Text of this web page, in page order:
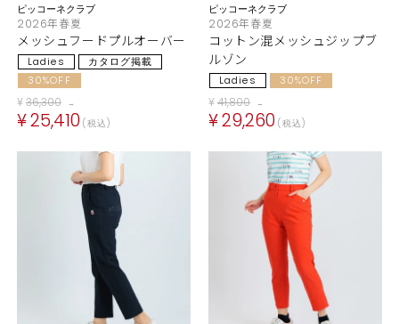
ピッコーネクラブ
2026年春夏
メッシュフードプルオーバー
Ladies
カタログ掲載
30%OFF
¥36,300 →
¥25,410 税込
ピッコーネクラブ
2026年春夏
コットン混メッシュジップブ
ルゾン
Ladies 30%OFF
¥41,800 →
¥29,260 税込